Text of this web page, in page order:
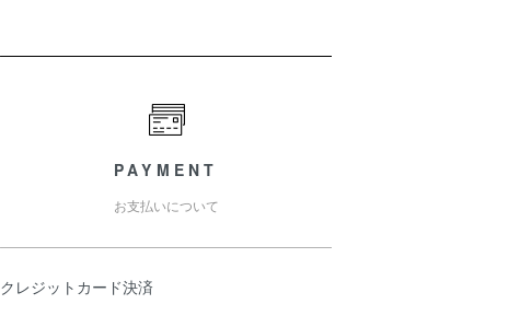
PAYMENT
お支払いについて
クレジットカード決済